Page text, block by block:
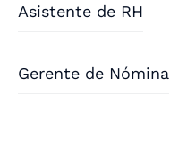
Asistente de RH
Gerente de Nómina